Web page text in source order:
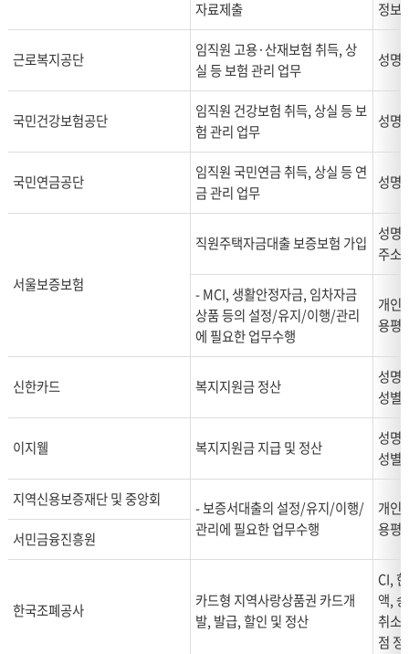
자료제출 정보
근로복지공단
임직원 고용·산재보험 취득, 상
실 등 보험 관리 업무
성명
국민건강보험공단
임직원 건강보험 취득, 상실 등 보
험 관리 업무
성명
국민연금공단
임직원 국민연금 취득, 상실 등 연
금 관리 업무
성명
서울보증보험
직원주택자금대출 보증보험 가입
성명
주소
- MCI, 생활안정자금, 임차자금
상품 등의 설정/유지/이행/관리
에 필요한 업무수행
개인
용평
신한카드 복지지원금 정산
성명
성별
이지웰 복지지원금 지급 및 정산
성명
성별
지역신용보증재단 및 중앙회
- 보증서대출의 설정/유지/이행/
관리에 필요한 업무수행
개인
용평
서민금융진흥원
한국조폐공사
카드형 지역사랑상품권 카드개
발, 발급, 할인 및 정산
CI,
액,
취소
점 정